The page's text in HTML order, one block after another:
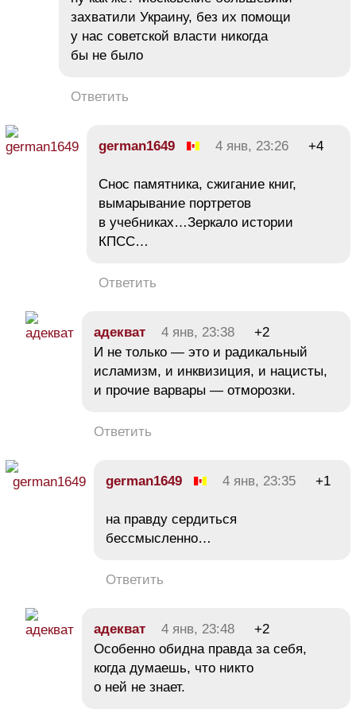
захватили Украину, без их помощи
у нас советской власти никогда
бы не было
Ответить
german1649 4 янв, 23:26 +4
Снос памятника, сжигание книг,
вымарывание портретов
в учебниках…Зеркало истории
КПСС…
Ответить
адекват 4 янв, 23:38
+2
И не только — это и радикальный
исламизм, и инквизиция, и нацисты,
и прочие варвары — отморозки.
Ответить
german1649 4 янв, 23:35 +1
на правду сердиться
бессмысленно…
Ответить
адекват 4 янв, 23:48
+2
Особенно обидна правда за себя,
когда думаешь, что никто
о ней не знает.